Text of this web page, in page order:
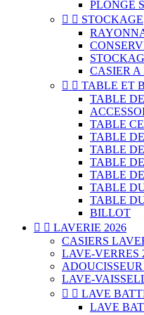
PLONGE
  STOCKAGE
CASIER A
  TABLE ET
TABLE
TABLE
TABLE
TABLE
TABLE
TABLE
TABLE
TABLE
BILLOT
  LAVERIE 2026
CASIERS
LAVE-VERRES
LAVE-
  LAVE
LAVE